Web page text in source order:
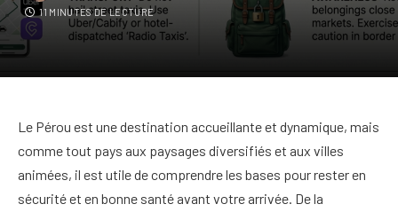
11 MINUTES DE LECTURE
Le Pérou est une destination accueillante et dynamique, mais
comme tout pays aux paysages diversifiés et aux villes
animées, il est utile de comprendre les bases pour rester en
sécurité et en bonne santé avant votre arrivée. De la